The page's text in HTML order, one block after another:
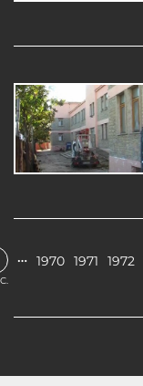
… 1970 1971 1972